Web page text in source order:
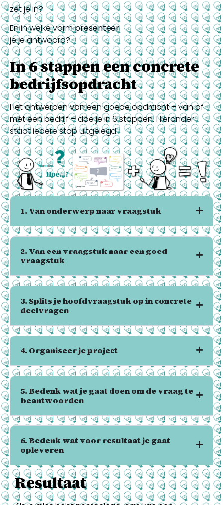
zet je in?
En in welke vormpresenteer
je je antwoord?
In 6 stappen een concrete
bedrijfsopdracht
Het ontwerpen van een goede opdracht – van of
met een bedrijf – doe je in 6 stappen.Hieronder
staat iedere stap uitgelegd.
1. Van onderwerp naar vraagstuk
2. Van een vraagstuk naar een goed
vraagstuk
3. Splits je hoofdvraagstuk op in concrete
deelvragen
4. Organiseer je project
5. Bedenk wat je gaat doen om de vraag te
beantwoorden
6. Bedenk wat voor resultaat je gaat
opleveren
Resultaat